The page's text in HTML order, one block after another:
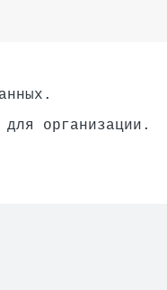
организации.